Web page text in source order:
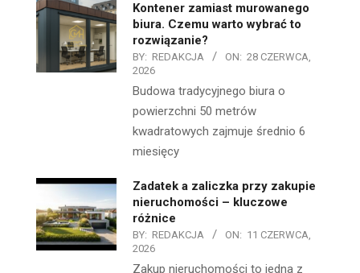
Kontener zamiast murowanego
biura. Czemu warto wybrać to
rozwiązanie?
BY: REDAKCJA ON: 28 CZERWCA,
2026
Budowa tradycyjnego biura o
powierzchni 50 metrów
kwadratowych zajmuje średnio 6
miesięcy
Zadatek a zaliczka przy zakupie
nieruchomości – kluczowe
różnice
BY: REDAKCJA ON: 11 CZERWCA,
2026
Zakup nieruchomości to jedna z